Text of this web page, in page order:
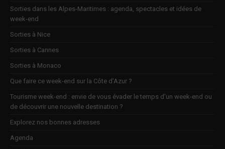
Sorties dans les Alpes-Maritimes : agenda, spectacles et idées de
week-end
Sorties à Nice
Sorties à Cannes
Sorties à Monaco
Que faire ce week-end sur la Côte d’Azur ?
Tourisme week-end : envie de vous évader le temps d’un week-end ou
de découvrir une nouvelle destination ?
Explorez nos bonnes adresses
Agenda